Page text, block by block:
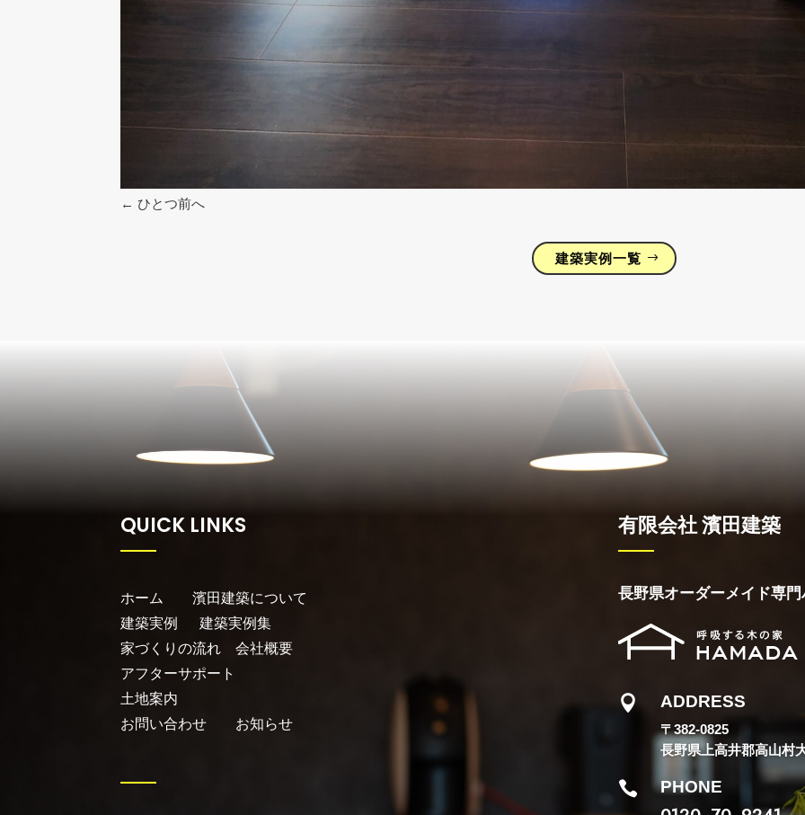
←ひとつ前へ
建築実例一覧
QUICK LINKS
ホーム
濱田建築について
建築実例建築実例集
家づくりの流れ
会社概要
アフターサポート
土地案内
お問い合わせ
お知らせ
有限会社 濱田建築
長野県オーダーメイド専
 ADDRESS
〒382-0825
長野県上高井郡高山村
 PHONE